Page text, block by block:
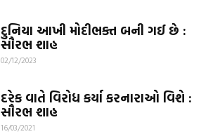
દુનિયા આખી મોદીભક્ત બની ગઈ છે :
સૌરભ શાહ
02/12/2023
દરેક વાતે વિરોધ કર્યા કરનારાઓ વિશે :
સૌરભ શાહ
16/03/2021